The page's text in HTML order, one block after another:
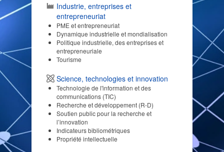
Industrie, entreprises et
entrepreneuriat
PME et entrepreneuriat
Dynamique industrielle et mondialisation
Politique industrielle, des entreprises et
entrepreneuriale
Tourisme
Science, technologies et innovation
Technologie de l'information et des
communications (TIC)
Recherche et développement (R-D)
Soutien public pour la recherche et
l’innovation
Indicateurs bibliométriques
Propriété intellectuelle